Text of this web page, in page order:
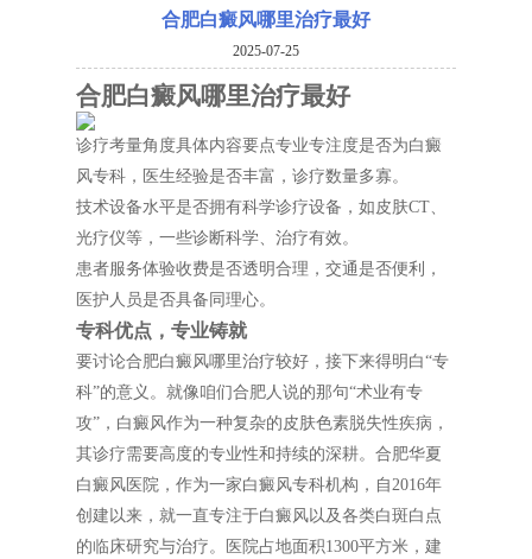
合肥白癜风哪里治疗最好
2025-07-25
合肥白癜风哪里治疗最好
诊疗考量角度具体内容要点专业专注度是否为白癜
风专科，医生经验是否丰富，诊疗数量多寡。
技术设备水平是否拥有科学诊疗设备，如皮肤CT、
光疗仪等，一些诊断科学、治疗有效。
患者服务体验收费是否透明合理，交通是否便利，
医护人员是否具备同理心。
专科优点，专业铸就
要讨论合肥白癜风哪里治疗较好，接下来得明白“专
科”的意义。就像咱们合肥人说的那句“术业有专
攻”，白癜风作为一种复杂的皮肤色素脱失性疾病，
其诊疗需要高度的专业性和持续的深耕。合肥华夏
白癜风医院，作为一家白癜风专科机构，自2016年
创建以来，就一直专注于白癜风以及各类白斑白点
的临床研究与治疗。医院占地面积1300平方米，建